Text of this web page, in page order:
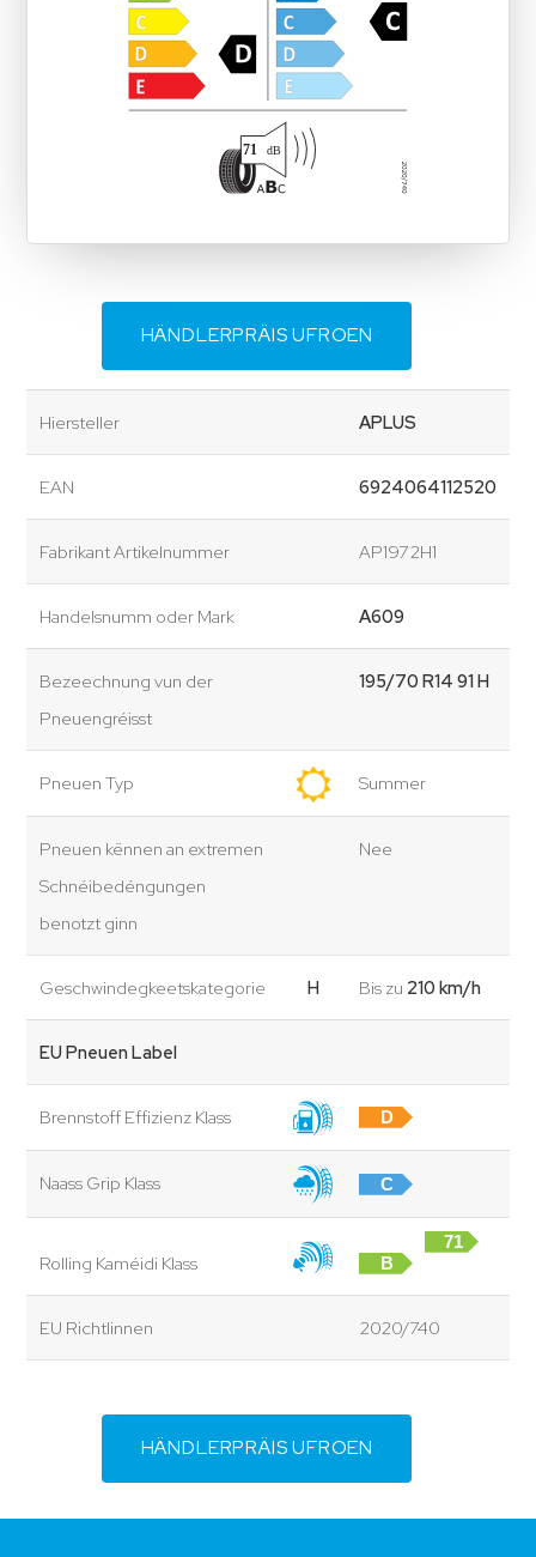
HÄNDLERPRÄIS UFROEN
Hiersteller APLUS
EAN 6924064112520
Fabrikant Artikelnummer AP1972H1
Handelsnumm oder Mark A609
Bezeechnung vun der
Pneuengréisst
195/70 R14 91 H
Pneuen Typ Summer
Pneuen kënnen an extremen
Schnéibedéngungen
benotzt ginn
Nee
Geschwindegkeetskategorie H Bis zu 210 km/h
EU Pneuen Label
Brennstoff Effizienz Klass D
Naass Grip Klass C
Rolling Kaméidi Klass B
71
EU Richtlinnen 2020/740
HÄNDLERPRÄIS UFROEN